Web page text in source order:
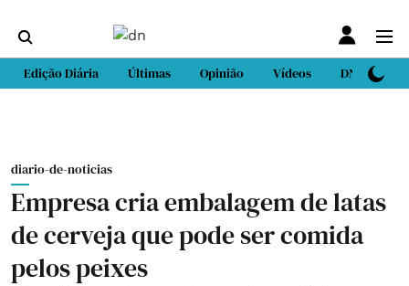
Edição Diária Últimas Opinião Vídeos DN Sport
diario-de-noticias
Empresa cria embalagem de latas
de cerveja que pode ser comida
pelos peixes